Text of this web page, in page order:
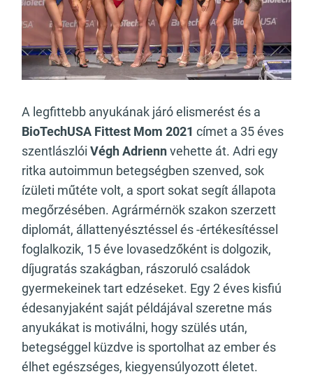
A legfittebb anyukának járó elismerést és a
BioTechUSA Fittest Mom 2021 címet a 35 éves
szentlászlói Végh Adriennvehette át. Adri egy
ritka autoimmun betegségben szenved, sok
ízületi műtéte volt, a sport sokat segít állapota
megőrzésében. Agrármérnök szakon szerzett
diplomát, állattenyésztéssel és -értékesítéssel
foglalkozik, 15 éve lovasedzőként is dolgozik,
díjugratás szakágban, rászoruló családok
gyermekeinek tart edzéseket. Egy 2 éves kisfiú
édesanyjaként saját példájával szeretne más
anyukákat is motiválni, hogy szülés után,
betegséggel küzdve is sportolhat az ember és
élhet egészséges, kiegyensúlyozott életet.